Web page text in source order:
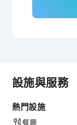
設施與服務
熱門設施
餐廳